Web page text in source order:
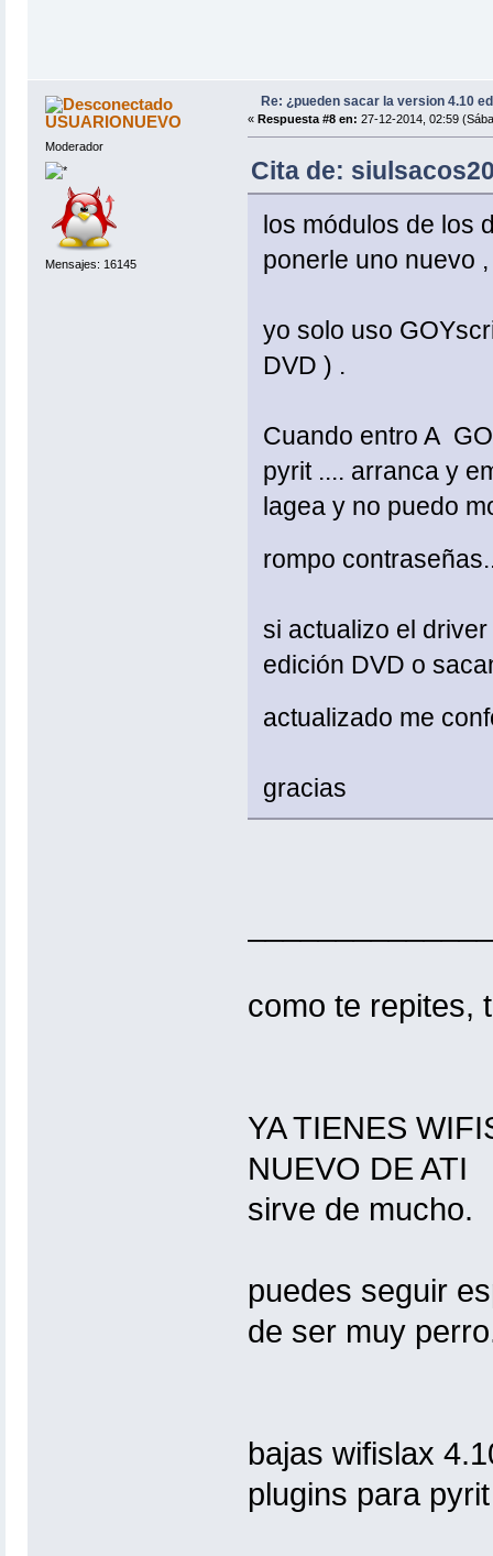
USUARIONUEVO
Moderador
Mensajes: 16145
Re: ¿pueden sacar la version 4.10
« Respuesta #8 en: 27-12-2014, 02:59
Cita de:
los módulos de los
ponerle uno nuevo
yo solo uso
DVD ) .
Cuando entro A
pyrit .... arranca y
lagea y no puedo
rompo
si actualizo el
edición DVD o
actualizado me
gracias
como te repites,
YA TIENES
NUEVO DE
sirve de mucho.
puedes seguir
de ser muy
bajas wifislax
plugins para